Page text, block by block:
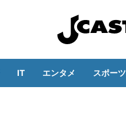
IT エンタメ スポーツ